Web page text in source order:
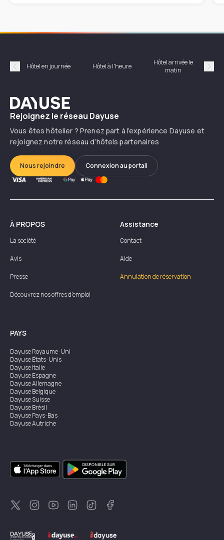
Précédent
Hôtel en journée Hôtel à l'heure
Hôtel arrivée le
matin
Dayuse
Rejoignez le réseau Dayuse
Vous êtes hôtelier ? Prenez part à l’expérience Dayuse et
rejoignez notre réseau d’hôtels partenaires
Nous rejoindre Connexion au portail
À PROPOS
La société
Avis
Presse
Découvrez nos offres d'emploi
Assistance
Contact
Aide
Annulation de réservation
PAYS
DayuseRoyaume-Uni
DayuseÉtats-Unis
DayuseItalie
DayuseEspagne
DayuseAllemagne
DayuseBelgique
DayuseSuisse
DayuseBrésil
DayusePays-Bas
DayuseAutriche
DayuseSingapour
DayuseSuède
DayuseThaïlande
DayuseNouvelle-Zélande
DayuseTurquie